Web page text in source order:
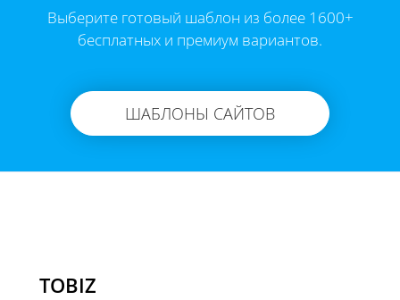
Выберите готовый шаблон из более 1600+
бесплатных и премиум вариантов.
ШАБЛОНЫ САЙТОВ
TOBIZ